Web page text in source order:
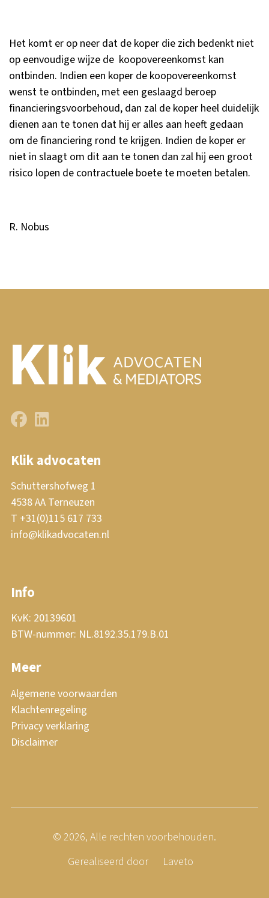
Het komt er op neer dat de koper die zich bedenkt niet
op eenvoudige wijze de koopovereenkomst kan
ontbinden. Indien een koper de koopovereenkomst
wenst te ontbinden, met een geslaagd beroep
financieringsvoorbehoud, dan zal de koper heel duidelijk
dienen aan te tonen dat hij er alles aan heeft gedaan
om de financiering rond te krijgen. Indien de koper er
niet in slaagt om dit aan te tonen dan zal hij een groot
risico lopen de contractuele boete te moeten betalen.
R. Nobus
Klik advocaten
Schuttershofweg 1
4538 AA Terneuzen
T +31(0)115 617 733
info@klikadvocaten.nl
Info
KvK: 20139601
BTW-nummer: NL.8192.35.179.B.01
Meer
Algemene voorwaarden
Klachtenregeling
Privacy verklaring
Disclaimer
© 2026, Alle rechten voorbehouden.
Gerealiseerd door
Laveto